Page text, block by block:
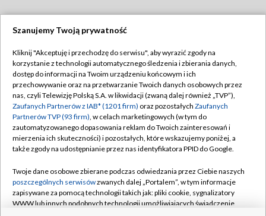
TVP
Abonament TVP
Emisja w TVP
Centrum informacji TVP
Naziemna Telewizja Cyfrowa
Rada Programowa
System NOS
Regulamin TVP
Polityka prywatności
Moje zgody
Pomoc
Kontakt
Szanujemy Twoją prywatność
Kliknij "Akceptuję i przechodzę do serwisu", aby wyrazić zgody na
korzystanie z technologii automatycznego śledzenia i zbierania danych,
dostęp do informacji na Twoim urządzeniu końcowym i ich
przechowywanie oraz na przetwarzanie Twoich danych osobowych przez
nas, czyli Telewizję Polską S.A. w likwidacji (zwaną dalej również „TVP”),
Zaufanych Partnerów z IAB* (1201 firm) oraz pozostałych Zaufanych
Partnerów TVP (93 firm), w celach marketingowych (w tym do
zautomatyzowanego dopasowania reklam do Twoich zainteresowań i
mierzenia ich skuteczności) i pozostałych, które wskazujemy poniżej, a
także zgody na udostępnianie przez nas identyfikatora PPID do Google.
Twoje dane osobowe zbierane podczas odwiedzania przez Ciebie naszych
poszczególnych serwisówzwanych dalej „Portalem”, w tym informacje
zapisywane za pomocą technologii takich jak: pliki cookie, sygnalizatory
WWW lub innych podobnych technologii umożliwiających świadczenie